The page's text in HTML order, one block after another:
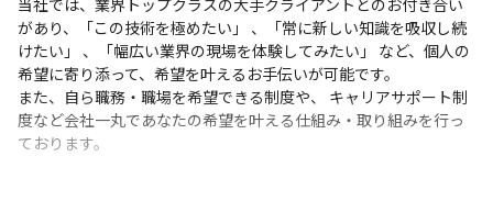
当社では、業界トップクラスの大手クライアントとのお付き合い
があり、「この技術を極めたい」 、「常に新しい知識を吸収し続
けたい」 、「幅広い業界の現場を体験してみたい」 など、個人の
希望に寄り添って、希望を叶えるお手伝いが可能です。
また、自ら職務・職場を希望できる制度や、 キャリアサポート制
度など会社一丸であなたの希望を叶える仕組み・取り組みを行っ
ております。